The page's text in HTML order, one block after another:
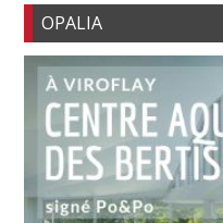
OPALIA